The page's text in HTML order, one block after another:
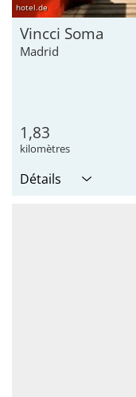
hotel.de
Vincci Soma
Madrid
1,83
kilomètres
Détails